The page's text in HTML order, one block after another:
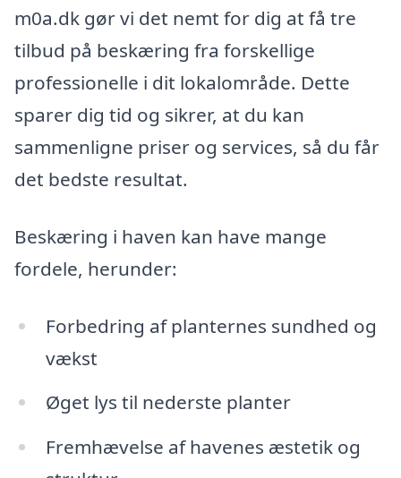
m0a.dk gør vi det nemt for dig at få tre
tilbud på beskæring fra forskellige
professionelle i dit lokalområde. Dette
sparer dig tid og sikrer, at du kan
sammenligne priser og services, så du får
det bedste resultat.
Beskæring i haven kan have mange
fordele, herunder:
Forbedring af planternes sundhed og
vækst
Øget lys til nederste planter
Fremhævelse af havenes æstetik og